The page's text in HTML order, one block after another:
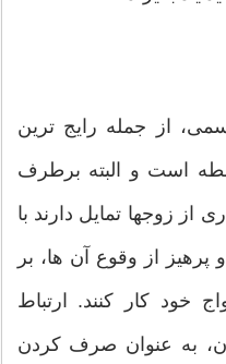
از جمله رایج ترین
است و البته برطرف
از زوجها تمایل دارند با
از وقوع آن ها، بر
خود کار کنند. ارتباط
به عنوان صرف کردن